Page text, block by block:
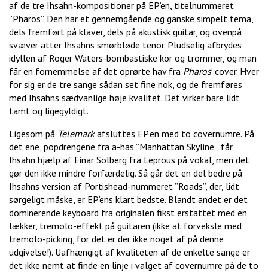
af de tre Ihsahn-kompositioner på EP’en, titelnummeret
”Pharos”. Den har et gennemgående og ganske simpelt tema,
dels fremført på klaver, dels på akustisk guitar, og ovenpå
svæver atter Ihsahns smørbløde tenor. Pludselig afbrydes
idyllen af Roger Waters-bombastiske kor og trommer, og man
får en fornemmelse af det oprørte hav fra Pharos’ cover. Hver
for sig er de tre sange sådan set fine nok, og de fremføres
med Ihsahns sædvanlige høje kvalitet. Det virker bare lidt
tamt og ligegyldigt.
Ligesom på Telemarkafsluttes EP’en med to covernumre. På
det ene, popdrengene fra a-has ”Manhattan Skyline”, får
Ihsahn hjælp af Einar Solberg fra Leprous på vokal, men det
gør den ikke mindre forfærdelig. Så går det en del bedre på
Ihsahns version af Portishead-nummeret ”Roads”, der, lidt
sørgeligt måske, er EP’ens klart bedste. Blandt andet er det
dominerende keyboard fra originalen fikst erstattet med en
lækker, tremolo-effekt på guitaren (ikke at forveksle med
tremolo-picking, for det er der ikke noget af på denne
udgivelse!). Uafhængigt af kvaliteten af de enkelte sange er
det ikke nemt at finde en linje i valget af covernumre på de to